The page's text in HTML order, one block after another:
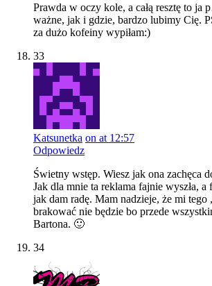
Prawda w oczy kole, a całą resztę to ja
ważne, jak i gdzie, bardzo lubimy Cię.
za dużo kofeiny wypiłam:)
33
Katsunetka on at 12:57
Odpowiedz
Świetny wstęp. Wiesz jak ona zachęca
Jak dla mnie ta reklama fajnie wyszła,
jak dam radę. Mam nadzieje, że mi tego
brakować nie będzie bo przede
Bartona. 🙂
34